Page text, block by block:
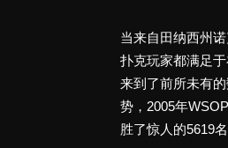
当来自田纳西州
扑克玩家都满足
来到了前所未有
势，2005年
胜了惊人的5619